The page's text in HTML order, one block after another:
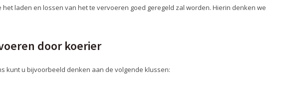
laden en lossen van het te vervoeren goed geregeld zal worden. Hierin denken we
door koerier
kunt u bijvoorbeeld denken aan de volgende klussen: